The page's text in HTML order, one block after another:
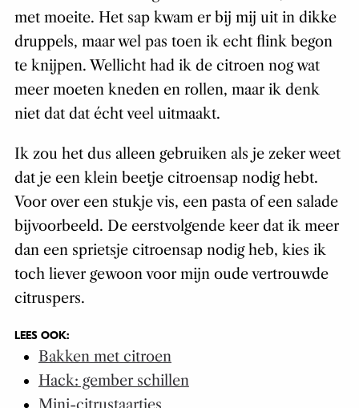
met moeite. Het sap kwam er bij mij uit in dikke
druppels, maar wel pas toen ik echt flink begon
te knijpen. Wellicht had ik de citroen nog wat
meer moeten kneden en rollen, maar ik denk
niet dat dat écht veel uitmaakt.
Ik zou het dus alleen gebruiken als je zeker weet
dat je een klein beetje citroensap nodig hebt.
Voor over een stukje vis, een pasta of een salade
bijvoorbeeld. De eerstvolgende keer dat ik meer
dan een sprietsje citroensap nodig heb, kies ik
toch liever gewoon voor mijn oude vertrouwde
citruspers.
LEES OOK:
Bakken met citroen
Hack: gember schillen